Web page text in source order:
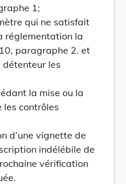
1;
qui ne satisfait
réglementation la
paragraphe 2. et
les
la mise ou la
les contrôles
d’une vignette de
indélébile de
vérification